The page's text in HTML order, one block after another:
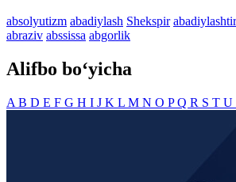
absolyutizm abadiylash Shekspir
abraziv abssissa abgorlik
Alifbo bo‘yicha
A B D E F G H I J K L M N O PQ R S T U